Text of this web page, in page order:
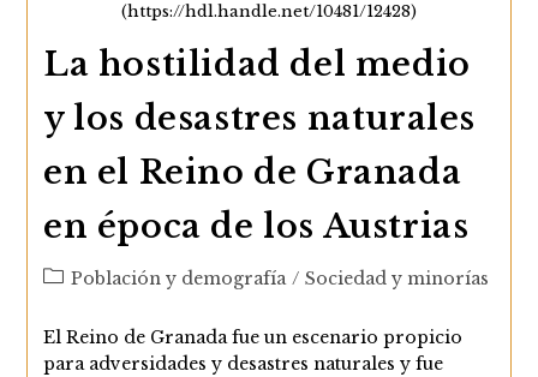
(https://hdl.handle.net/10481/12428)
La hostilidad del medio
y los desastres naturales
en el Reino de Granada
en época de los Austrias
Categoría
la
entrada:
Población y demografía / Sociedad y minorías
El Reino de Granada fue un escenario propicio
para adversidades y desastres naturales y fue